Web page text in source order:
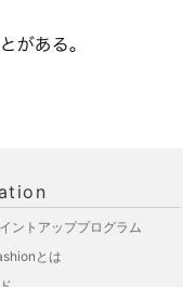
ントアッププログラム
とは